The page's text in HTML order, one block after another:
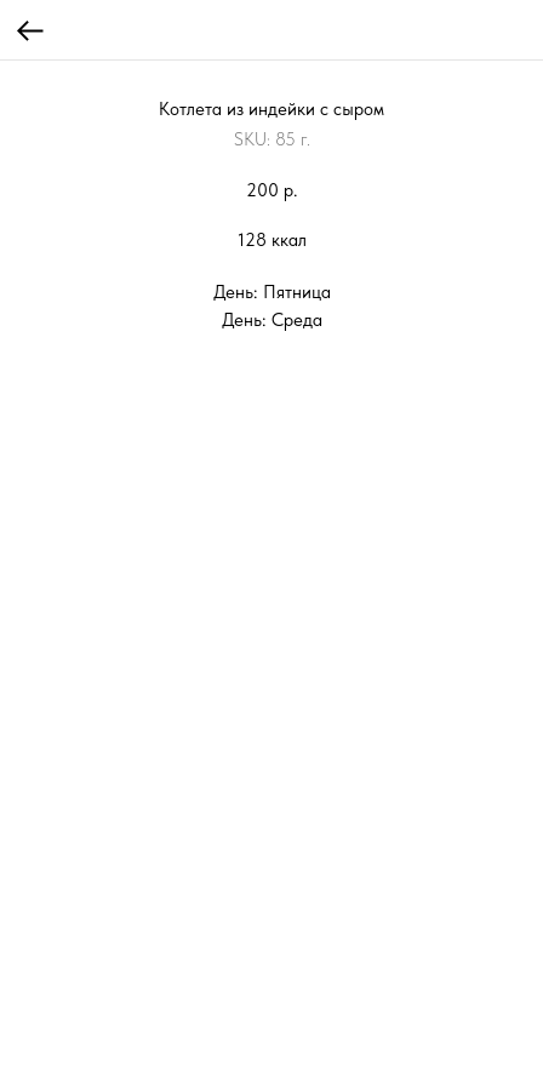
Котлета из индейки с сыром
SKU: 85 г.
200 р.
128 ккал
День: Пятница
День: Среда